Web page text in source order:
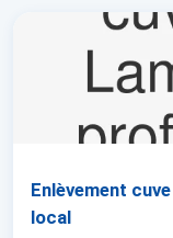
Enlèvement
local